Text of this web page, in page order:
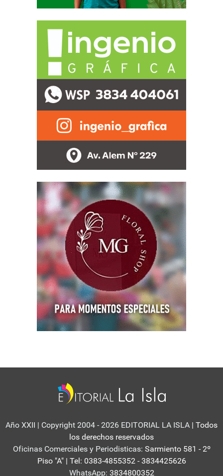
Año XXII | Copyright 2004 - 2026 EDITORIAL LA ISLA | Todos
los derechos reservados
Oficinas Comerciales y Periodisticas: Sarmiento 581 - 2º
Piso "A" | Tel: 0383-4855352 - 3834425626
WhatsApp: 3834800352